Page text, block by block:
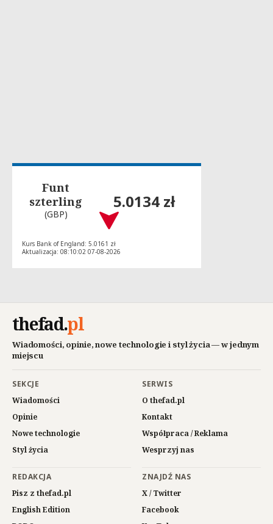
Funt
szterling
(GBP)
5.0134 zł
Kurs Bank of England: 5.0161 zł
Aktualizacja: 08:10:02 07-08-2026
thefad.pl
Wiadomości, opinie, nowe technologie i styl życia — w jednym
miejscu
SEKCJE
Wiadomości
Opinie
Nowe technologie
Styl życia
SERWIS
O thefad.pl
Kontakt
Współpraca / Reklama
Wesprzyj nas
REDAKCJA
Pisz z thefad.pl
English Edition
ZNAJDŹ NAS
X / Twitter
Facebook